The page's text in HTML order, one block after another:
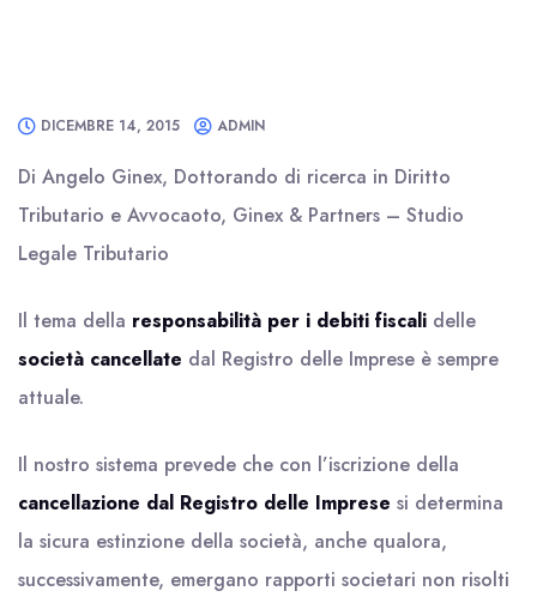
DICEMBRE 14, 2015 ADMIN
Di Angelo Ginex, Dottorando di ricerca in Diritto
Tributario e Avvocaoto, Ginex & Partners – Studio
Legale Tributario
Il tema della responsabilità per i debiti fiscali delle
società cancellate dal Registro delle Imprese è sempre
attuale.
Il nostro sistema prevede che con l’iscrizione della
cancellazione dal Registro delle Imprese si determina
la sicura estinzione della società, anche qualora,
successivamente, emergano rapporti societari non risolti